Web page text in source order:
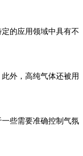
的应用领域中具有不
外，高纯气体还被用
些需要准确控制气氛